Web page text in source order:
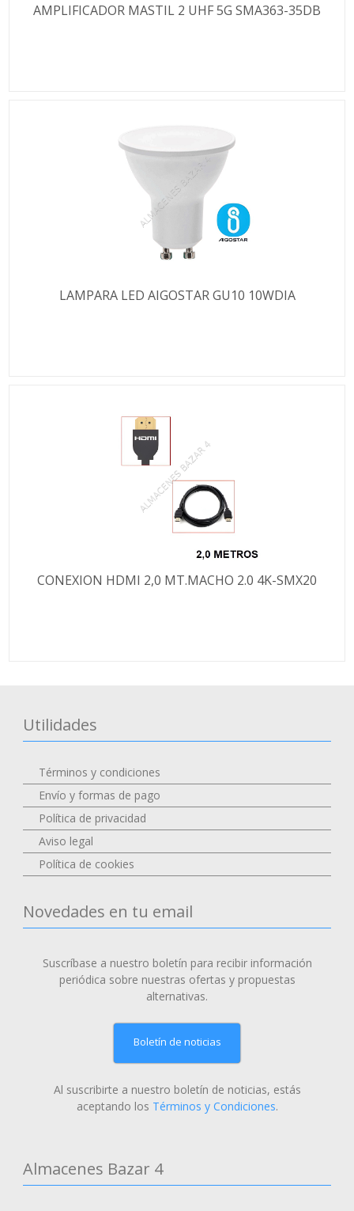
AMPLIFICADOR MASTIL 2 UHF 5G SMA363-35DB
LAMPARA LED AIGOSTAR GU10 10WDIA
CONEXION HDMI 2,0 MT.MACHO 2.0 4K-SMX20
Utilidades
Términos y condiciones
Envío y formas de pago
Política de privacidad
Aviso legal
Política de cookies
Novedades en tu email
Suscríbase a nuestro boletín para recibir información
periódica sobre nuestras ofertas y propuestas
alternativas.
Boletín de noticias
Al suscribirte a nuestro boletín de noticias, estás
aceptando los Términos y Condiciones.
Almacenes Bazar 4